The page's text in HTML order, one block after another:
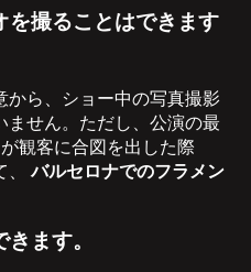
を撮ることはできます
から、ショー中の写真撮影
せん。ただし、公演の最
観客に合図を出した際
、バルセロナでのフラメン
ます。